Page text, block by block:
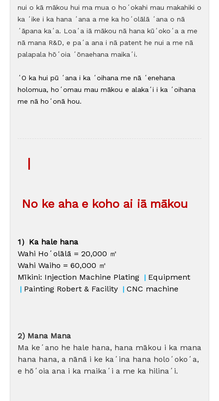
nui o kā mākou hui ma mua o hoʻokahi mau makahiki o
ka ʻike i ka hana ʻana a me ka hoʻolālā ʻana o nā
ʻāpana kaʻa. Loaʻa iā mākou nā hana kūʻokoʻa a me
nā mana R&D, e paʻa ana i nā patent he nui a me nā
palapala hōʻoia ʻōnaehana maikaʻi.
ʻO ka hui pū ʻana i ka ʻoihana me nā ʻenehana
holomua, hoʻomau mau mākou e alakaʻi i ka ʻoihana
me nā hoʻonā hou.
|
No ke aha e koho ai iā mākou
1）Ka hale hana
Wahi Hoʻolālā = 20,000 ㎡
Wahi Waiho = 60,000 ㎡
Mīkini: Injection Machine Plating
| Equipment
| Painting Robert & Facility | CNC machine
2) Mana Mana
Ma keʻano he hale hana, hana mākou i ka mana
hana hana, a nānā i ke kaʻina hana holoʻokoʻa,
e hōʻoia ana i ka maikaʻi a me ka hilinaʻi.